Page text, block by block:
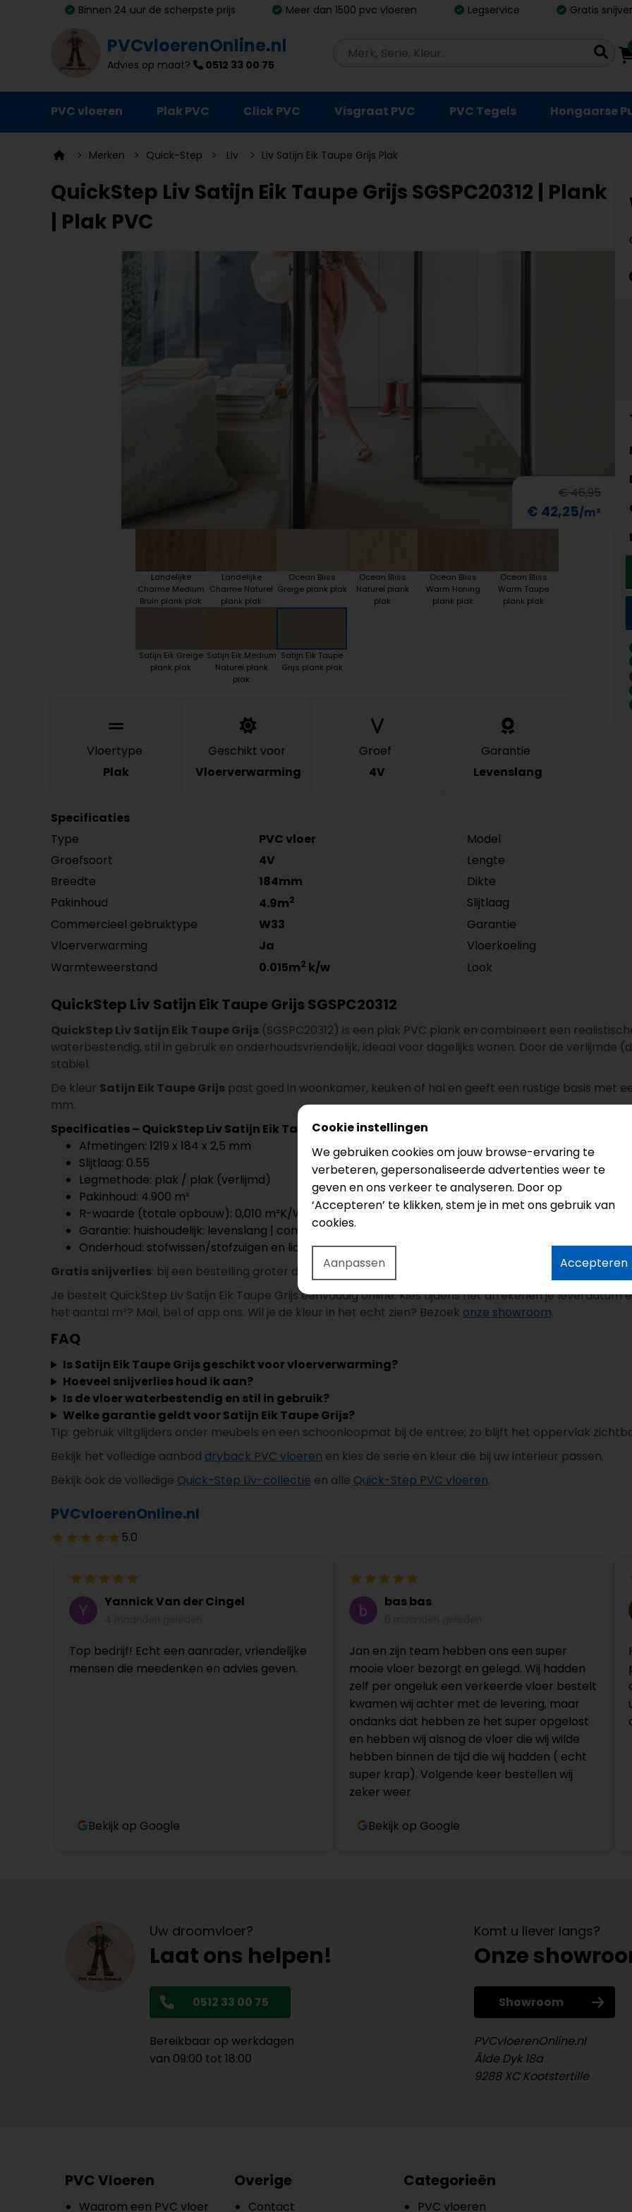
Binnen 24 uur de scherpste prijs Meer dan 1500 pvc vloeren Legservice Gratis
PVCvloerenOnline.nl
Advies op maat? 0512 33 00 75
PVC vloeren Plak PVC Click PVC Visgraat PVC PVC Tegels Hongaarse
Ondervloeren
Plinten
Deurmatten
Schoonmaak en onderhoud
Merken Quick-Step Liv Liv Satijn Eik Taupe Grijs Plak
QuickStep Liv Satijn Eik Taupe Grijs SGSPC20312 | Plank
| Plak PVC
€ 46,95
€ 42,25
Landelijke
Charme Medium
Bruin plank plak
Landelijke
Charme Naturel
plank plak
Ocean Bliss
Greige plank plak
Ocean Bliss
Naturel plank
plak
Ocean Bliss
Warm Honing
plank plak
Ocean Bliss
Warm Taupe
plank plak
Satijn Eik Greige
plank plak
Satijn Eik Medium
Naturel plank
plak
Satijn Eik Taupe
Grijs plank plak
Vloertype
Plak
Geschikt voor
Vloerverwarming
Groef
4V
Garantie
Levenslang
Specificaties
Type
PVC vloer Model
Groefsoort
4V Lengte
Breedte
184mm Dikte
Pakinhoud
4.9m2 Slijtlaag
Commercieel gebruiktype
W33 Garantie
Vloerverwarming
Ja Vloerkoeling
Warmteweerstand
0.015m2 k/w Look
QuickStep Liv Satijn Eik Taupe Grijs SGSPC20312
QuickStep Liv Satijn Eik Taupe Grijs (SGSPC20312) is een plak PVC plank en combineert een
waterbestendig, stil in gebruik en onderhoudsvriendelijk, ideaal voor dagelijks wonen. Door de
stabiel.
De kleur Satijn Eik Taupe Grijs past goed in woonkamer, keuken of hal en geeft een rustige basis met
mm.
Specificaties – QuickStep Liv Satijn Eik Taupe Grijs SGSPC20312
Afmetingen: 1219 x 184 x 2,5 mm
Slijtlaag: 0.55
Legmethode: plak / plak (verlijmd)
Pakinhoud: 4.900 m²
R-waarde (totale opbouw): 0,010 m²K/W
Garantie: huishoudelijk: levenslang | commercieel: 25 jaar
Onderhoud: stofwissen/stofzuigen en licht vochtig dweilen (pH-neutraal)
Gratis snijverlies: bij een bestelling groter dan 35 m² leveren wij het snijverlies gratis mee. Houd voor
Je bestelt QuickStep Liv Satijn Eik Taupe Grijs eenvoudig online. Kies tijdens het afrekenen je leverdatum
het aantal m²? Mail, bel of app ons. Wil je de kleur in het echt zien? Bezoek onze showroom.
FAQ
Is Satijn Eik Taupe Grijs geschikt voor vloerverwarming?
Hoeveel snijverlies houd ik aan?
Is de vloer waterbestendig en stil in gebruik?
Welke garantie geldt voor Satijn Eik Taupe Grijs?
Tip: gebruik viltglijders onder meubels en een schoonloopmat bij de entree; zo blijft het oppervlak
Bekijk het volledige aanbod dryback PVC vloeren en kies de serie en kleur die bij uw interieur passen.
Bekijk ook de volledige Quick-Step Liv-collectie en alle Quick-Step PVC vloeren.
PVCvloerenOnline.nl
5.0
Yannick Van der Cingel
Top bedrijf! Echt een aanrader, vriendelijke
mensen die meedenken en advies geven.
Bekijk op Google
bas bas
Jan en zijn team hebben ons een super
mooie vloer bezorgt en gelegd. Wij hadden
zelf per ongeluk een verkeerde vloer bestelt
kwamen wij achter met de levering, maar
ondanks dat hebben ze het super opgelost
en hebben wij alsnog de vloer die wij wilde
hebben binnen de tijd die wij hadden ( echt
super krap). Volgende keer bestellen wij
zeker weer
Bekijk op Google
Cookie instellingen
We gebruiken cookies om jouw browse-ervaring te
verbeteren, gepersonaliseerde advertenties weer te
geven en ons verkeer te analyseren. Door op
‘Accepteren’ te klikken, stem je in met ons gebruik van
cookies.
Aanpassen Accepteren
Uw droomvloer?
Laat ons helpen!
0512 33 00 75
Bereikbaar op werkdagen
van 09:00 tot 18:00
Komt u liever langs?
Onze
Showroom
PVCvloerenOnline.nl
Âlde Dyk 18a
9288 XC Kootstertille
PVC Vloeren
Waarom een PVC vloer
Overige
Contact
Categorieën
PVC vloeren